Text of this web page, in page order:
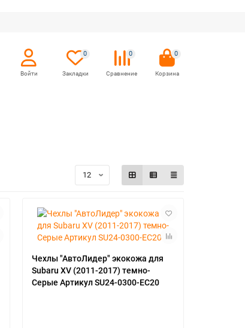
0 0 0
Чехлы "АвтоЛидер" экокожа для
Subaru XV (2011-2017) темно-
Серые Артикул SU24-0300-EC20